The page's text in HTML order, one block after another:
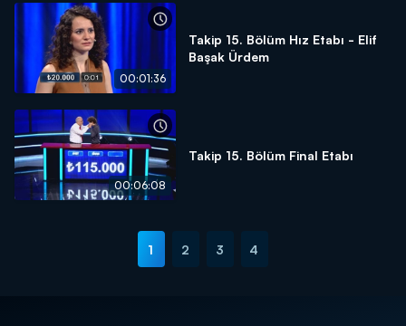
00:01:36
Takip 15. Bölüm Hız Etabı - Elif
Başak Ürdem
00:06:08
Takip 15. Bölüm Final Etabı
1 2 3 4